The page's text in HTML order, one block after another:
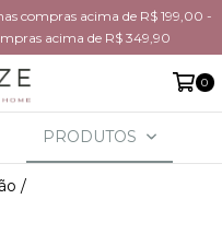
compras acima de R$ 199,00 -
acima de R$ 349,90
0
PRODUTOS
/